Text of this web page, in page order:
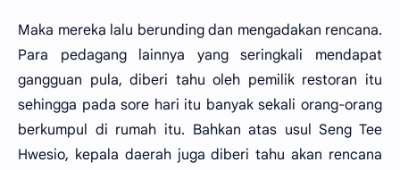
Maka mereka lalu berunding dan mengadakan rencana.
Para pedagang lainnya yang seringkali mendapat
gangguan pula, diberi tahu oleh pemilik restoran itu
sehingga pada sore hari itu banyak sekali orang-orang
berkumpul di rumah itu. Bahkan atas usul Seng Tee
Hwesio, kepala daerah juga diberi tahu akan rencana